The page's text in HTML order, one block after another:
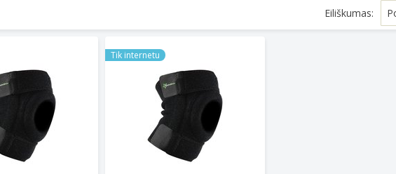
Eiliškumas:
Tik internetu